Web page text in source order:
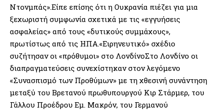
Ντονμπάς».Είπε επίσης ότι η Ουκρανία πιέζει για μια
ξεχωριστή συμφωνία σχετικά με τις «εγγυήσεις
ασφαλείας» από τους «δυτικούς συμμάχους»,
πρωτίστως από τις ΗΠΑ.«Ειρηνευτικό» σχέδιο
συζήτησαν οι «πρόθυμοι» στο ΛονδίνοΣτο Λονδίνο οι
διαπραγματεύσεις συνεχίστηκαν στον λεγόμενο
«Συνασπισμό των Προθύμων» με τη χθεσινή συνάντηση
μεταξύ του Βρετανού πρωθυπουργού Κιρ Στάρμερ, του
Γάλλου Προέδρου Εμ. Μακρόν, του Γερμανού